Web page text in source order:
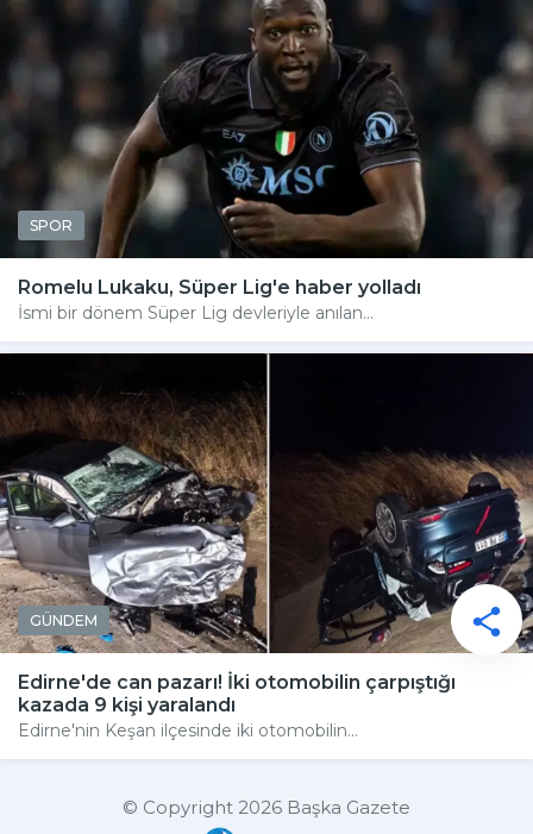
SPOR
Romelu Lukaku, Süper Lig'e haber yolladı
İsmi bir dönem Süper Lig devleriyle anılan...
GÜNDEM
Edirne'de can pazarı! İki otomobilin çarpıştığı
kazada 9 kişi yaralandı
Edirne'nin Keşan ilçesinde iki otomobilin...
© Copyright 2026 Başka Gazete